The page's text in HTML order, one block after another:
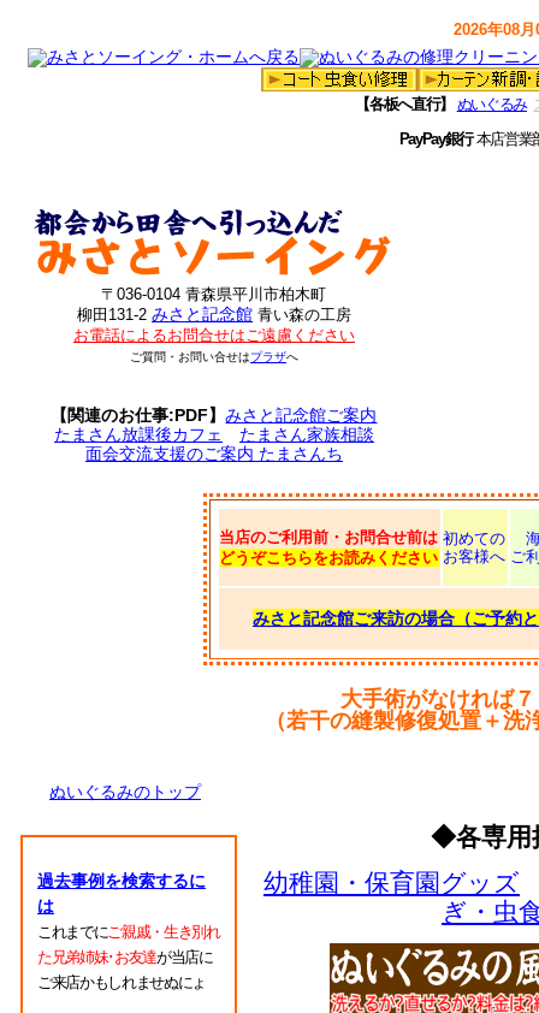
2026年08
【各板へ直行】 ぬいぐるみ
PayPay銀行本店営
〒036-0104 青森県平川市柏木町
柳田131-2 みさと記念館 青い森の工房
お電話によるお問合せはご遠慮ください
ご質問・お問い合せはプラザへ
【関連のお仕事:PDF】みさと記念館ご案内
たまさん放課後カフェ
たまさん家族相談
面会交流支援のご案内 たまさんち
当店のご利用前・お問合せ前は
どうぞこちらをお読みください
初めての
お客様へ ご
みさと記念館ご来訪の場合（ご予約
大手術がなければ
（若干の縫製修復処置＋
ぬいぐるみのトップ
過去事例を検索するに
は
これまでにご親戚・生き別れ
た兄弟姉妹･お友達が当店に
ご来店かもしれませぬにょ
◆各専用
幼稚園・保育園グッズ
ぎ・虫